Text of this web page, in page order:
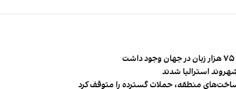
منطقه، حملات گسترده را متوقف کرد